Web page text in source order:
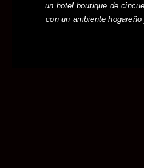
un hotel boutique de
con un ambiente